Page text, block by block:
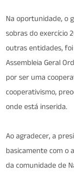
Na oportunidade, o
sobras do exercício
outras entidades,
Assembleia Geral
por ser uma
cooperativismo,
onde está inserida.
Ao agradecer, a
basicamente com o
da comunidade de